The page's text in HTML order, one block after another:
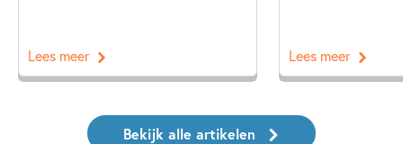
Lees meer Lees meer
Bekijk alle artikelen